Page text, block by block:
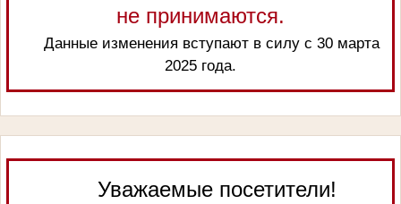
не принимаются.
Данные изменения вступают в силу с 30 марта
2025 года.
Уважаемые посетители!